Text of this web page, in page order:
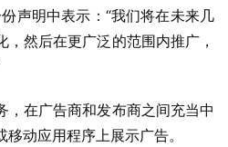
声明中表示：“我们将在未来几
然后在更广泛的范围内推广，
，在广告商和发布商之间充当中
动应用程序上展示广告。